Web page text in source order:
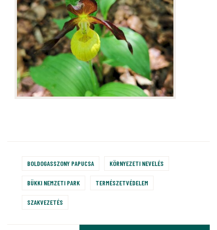
BOLDOGASSZONY PAPUCSA KÖRNYEZETI NEVELÉS
BÜKKI NEMZETI PARK TERMÉSZETVÉDELEM
SZAKVEZETÉS